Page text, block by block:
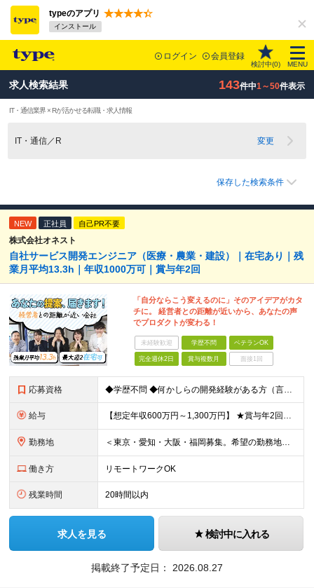
typeのアプリ
インストール
ログイン 会員登録
検討中(0) MENU
求人検索結果 143件中1～50件表示
IT・通信業界 × Rが活かせる転職・求人情報
IT・通信／R 変更
保存した検索条件
NEW 正社員 自己PR不要
株式会社オネスト
自社サービス開発エンジニア（医療・農業・建設）｜在宅あり｜残
業月平均13.3h｜年収1000万可｜賞与年2回
「自分ならこう変えるのに」そのアイデアがカタ
チに。 経営者との距離が近いから、あなたの声
でプロダクトが変わる！
未経験歓迎 学歴不問 ベテランOK
完全週休2日 賞与複数月 面接1回
応募資格 ◆学歴不問 ◆何かしらの開発経験がある方（言語不問） ◆マネジメント経験がある方（規模不問） ＜以下のような方を歓迎します＞ ◎これまでの経験を活かし管理職を目指したい方 ◎新しいサービスの企画から
給与 【想定年収600万円～1,300万円】 ★賞与年2回＋勤務地手当＋残業手当（年平均残業時間にて算出）を含む ※基本給＋勤務地手当＋役職手当 ※勤務地手当：結婚の有無に関係なく、物価などの違いを考慮して
勤務地 ＜東京・愛知・大阪・福岡募集。希望の勤務地で働けます＞ 希望通りの配属＆転勤も基本なし！ 「プロジェクト人員の枠を広げたい」などといった、 会社からの強制的な異動・出向依頼はありません。 ■東京オフ
働き方 リモートワークOK
残業時間 20時間以内
求人を見る 検討中に入れる
掲載終了予定日： 2026.08.27